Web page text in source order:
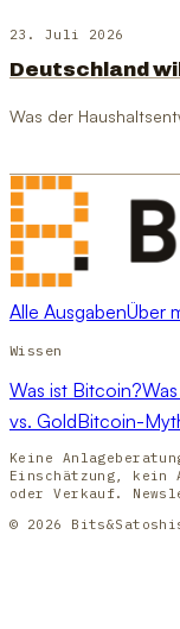
23. Juli 2026
Deutschland
Was der
Alle AusgabenÜber
Wissen
Was ist Bitcoin?
vs. GoldBitcoin-
Keine
Einschätzung, kein
oder Verkauf.
© 2026